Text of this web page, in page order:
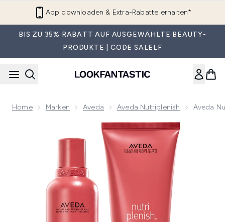
App downloaden & Extra-Rabatte erhalten*
BIS ZU 35% RABATT AUF AUSGEWÄHLTE BEAUTY-
PRODUKTE | CODE SALELF
Home Marken Aveda Aveda Nutriplenish Aveda
Now showing image 1 Aveda Nutriplenish Shampoo &